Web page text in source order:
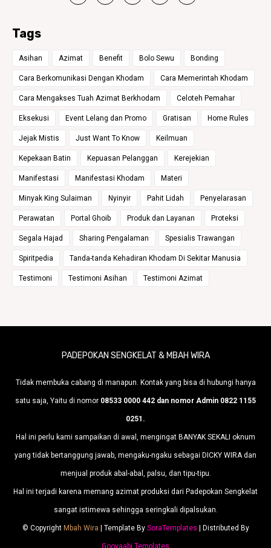
Tags
Asihan Azimat Benefit Bolo Sewu Bonding
Cara Berkomunikasi Dengan Khodam Cara Memerintah Khodam
Cara Mengakses Tuah Azimat Berkhodam Celoteh Pemahar
Eksekusi Event Lelang dan Promo Gratisan Home Rules
Jejak Mistis Just Want To Know Keilmuan
Kepekaan Batin Kepuasan Pelanggan Kerejekian
Manifestasi Manifestasi Khodam Materi
Minyak King Sulaiman Nyinyir Pahit Lidah Penyelarasan
Perawatan Portal Ghoib Produk dan Layanan Proteksi
Segala Hajad Sharing Pengalaman Spesialis Trawangan
Spiritpedia Tanda-tanda Kehadiran Khodam Di Sekitar Manusia
Testimoni Testimoni Asihan Testimoni Azimat
PADEPOKAN SENGKELAT & MBAH WIRA
Tidak membuka cabang di manapun. Kontak yang bisa di hubungi hanya
satu saja, Yaitu di nomor 08533 0000 442 dan nomor Admin 0822 1155
0251.
Hal ini perlu kami sampaikan di awal, mengingat BANYAK SEKALI oknum
yang tidak bertanggung jawab, mengaku-ngaku sebagai DICKY WIRA dan
menjual produk abal-abal, palsu, dan tipu-tipu.
Hal ini terjadi karena memang azimat produksi dari Padepokan Sengkelat
sangat istimewa sehingga seringkali dipalsukan.
© Copyright Mbah Wira | Template By SoraTemplates | Distributed By